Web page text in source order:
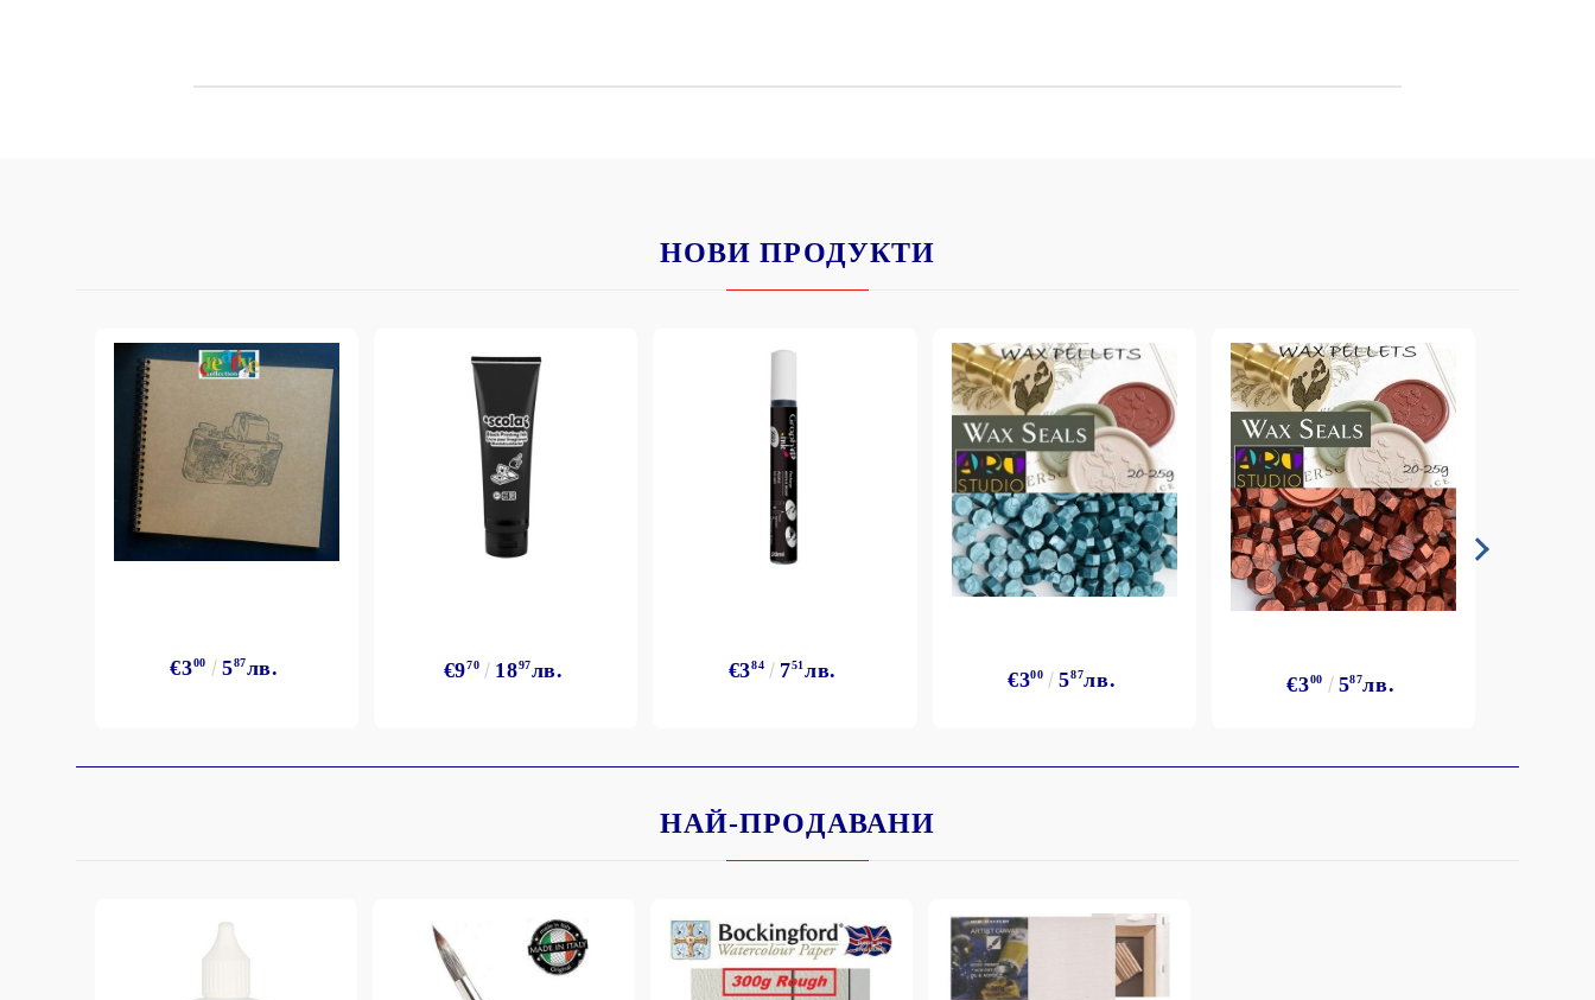
MEMENTO - Dye Ink Japan
VERSACRAFT - За текстил, дърво,
глина и други
VERSAMAGIC - Chalk ink,
Тебеширено мастило
BRILLIANCE - Пигментно мастило
StazON Series - Пигментно мастило
ALADIN IZINK Series - Pigment & Dye
ПЕЧАТИ ЗА ВОСЪК И ЦВЕТНИ
ВОСЪЦИ
Пликове и комплекти заготовки за
Перлени , Металик , Брокат картони и
Цветни и крафт картони / хартии
Креативни и ръчни картони и хартии
Креп, тишу, деко велпапе и др.
Цветен и фигурален паус
Шаблони за релеф и оцветяване с
мастила
Инструменти за релеф
Папки за релеф и ембос плочи
НОВИ ПРОДУКТИ
€300 587лв. €970 1897лв. €384 751лв. €300 587лв. €300 587лв.
НАЙ-ПРОДАВАНИ